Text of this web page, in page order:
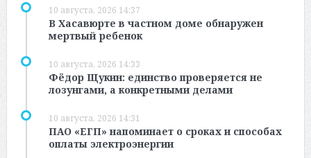
10 августа, 2026 14:37
В Хасавюрте в частном доме обнаружен
мертвый ребенок
10 августа, 2026 14:33
Фёдор Щукин: единство проверяется не
лозунгами, а конкретными делами
10 августа, 2026 14:31
ПАО «ЕГП» напоминает о сроках и способах
оплаты электроэнергии